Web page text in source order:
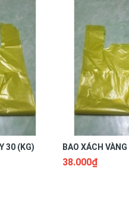
30 (KG) BAO XÁCH
38.000₫